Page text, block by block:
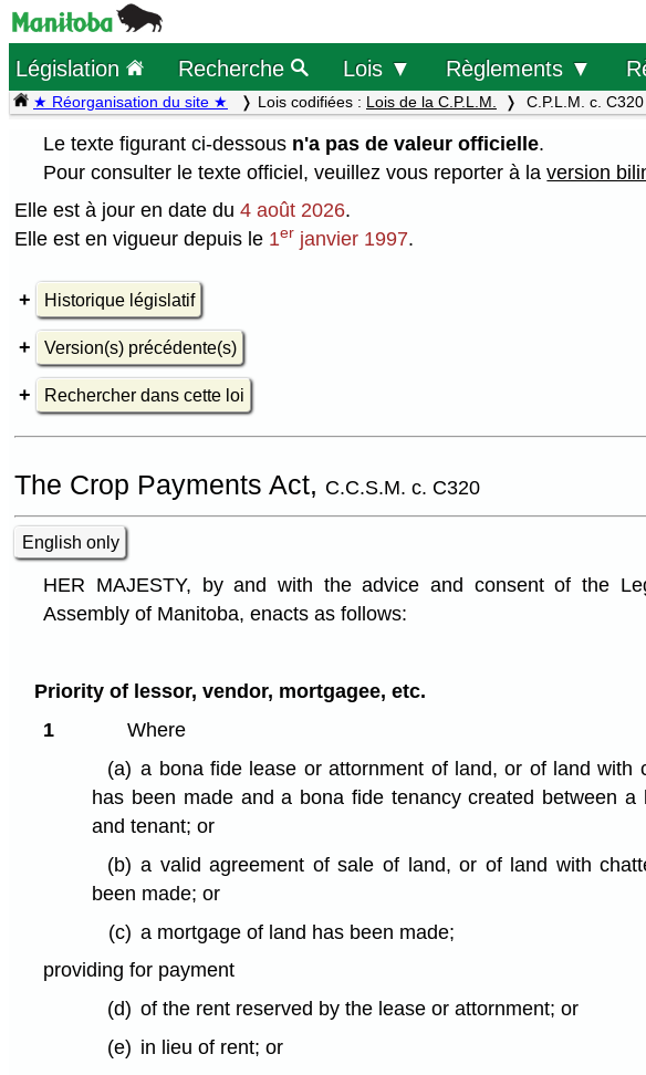
Législation Recherche Lois ▼ Règlements ▼
★ Réorganisation du site ★ Lois codifiées : Lois de la C.P.L.M. C.P.L.M. c. C320
Le texte figurant ci-dessous n'a pas de valeur officielle.
Pour consulter le texte officiel, veuillez vous reporter à laversion
Elle est à jour en date du 4 août 2026.
Elle est en vigueur depuis le 1er janvier 1997.
Historique législatif
Version(s) précédente(s)
Rechercher dans cette loi
The Crop Payments Act, C.C.S.M. c. C320
English only
HER MAJESTY, by and with the advice and consent of the
Assembly of Manitoba, enacts as follows:
Priority of lessor, vendor, mortgagee, etc.
1
Where
(a) a bona fide lease or attornment of land, or of land with
has been made and a bona fide tenancy created between a
and tenant; or
(b) a valid agreement of sale of land, or of land with
been made; or
(c) a mortgage of land has been made;
providing for payment
(d) of the rent reserved by the lease or attornment; or
(e) in lieu of rent; or